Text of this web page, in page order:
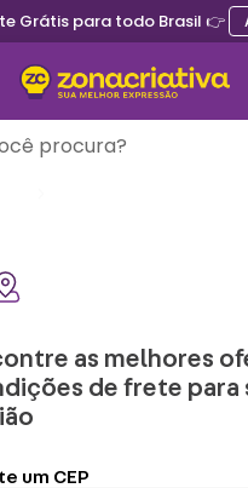
Grátis para todo Brasil 👉
procura?
as melhores
de frete para
um CEP
Infantil
Infantil de 2 Anos
no carrinho e ganhe